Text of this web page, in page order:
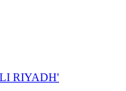
RIYADH'